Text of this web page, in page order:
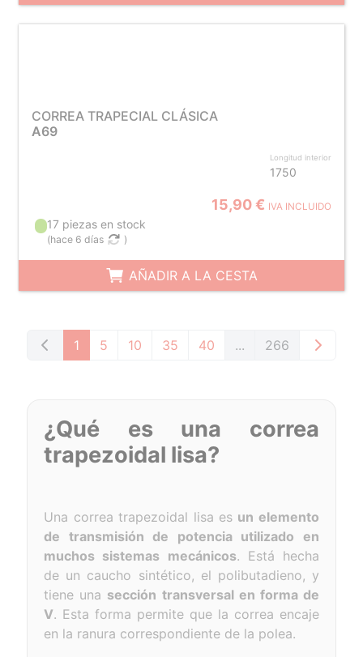
CORREA TRAPECIAL CLÁSICA
A69
Longitud interior
1750
15,90 € IVA INCLUIDO
17 piezas en stock
(hace 6 días )
AÑADIR A LA CESTA
1 5 10 35 40 ... 266
¿Qué es una correa
trapezoidal lisa?
Una correa trapezoidal lisa es un elemento
de transmisión de potencia utilizado en
muchos sistemas mecánicos. Está hecha
de un caucho sintético, el polibutadieno, y
tiene una sección transversal en forma de
V. Esta forma permite que la correa encaje
en la ranura correspondiente de la polea.